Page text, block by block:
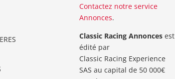
Contactez notre service
Annonces.
Classic Racing Annoncesest
édité par
Classic Racing Experience
SAS au capital de 50 000€